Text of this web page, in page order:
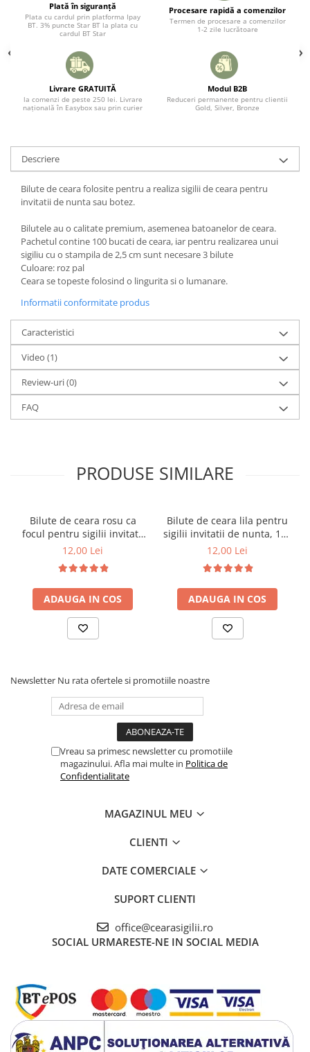
Plată în siguranță
Plata cu cardul prin platforma Ipay
BT. 3% puncte Star BT la plata cu
cardul BT Star
Procesare rapidă a comenzilor
Termen de procesare a comenzilor
1-2 zile lucrătoare
Livrare GRATUITĂ
la comenzi de peste 250 lei. Livrare
națională în Easybox sau prin curier
Modul B2B
Reduceri permanente pentru clientii
Gold, Silver, Bronze
Descriere
Bilute de ceara folosite pentru a realiza sigilii de ceara pentru
invitatii de nunta sau botez.
Bilutele au o calitate premium, asemenea batoanelor de ceara.
Pachetul contine 100 bucati de ceara, iar pentru realizarea unui
sigiliu cu o stampila de 2,5 cm sunt necesare 3 bilute
Culoare: roz pal
Ceara se topeste folosind o lingurita si o lumanare.
Informatii conformitate produs
Caracteristici
Video (1)
Review-uri(0)
FAQ
PRODUSE SIMILARE
Bilute de ceara rosu ca
focul pentru sigilii invitatii
de nunta, 100
12,00 Lei
ADAUGA IN COS
Bilute de ceara lila pentru
sigilii invitatii de nunta, 100
bucati/pachet
12,00 Lei
ADAUGA IN COS
Newsletter Nu rata ofertele si promotiile noastre
Vreau sa primesc newsletter cu promotiile
magazinului. Afla mai multe in Politica de
Confidentialitate
MAGAZINUL MEU
CLIENTI
DATE COMERCIALE
SUPORT CLIENTI
office@cearasigilii.ro
SOCIAL URMARESTE-NE IN SOCIAL MEDIA